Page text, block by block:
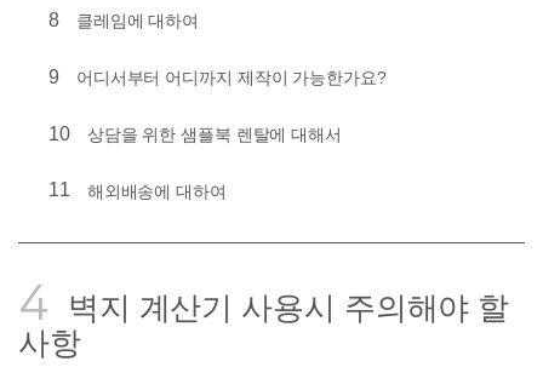
8 클레임에 대하여
9 어디서부터 어디까지 제작이 가능한가요?
10 상담을 위한 샘플북 렌탈에 대해서
11 해외배송에 대하여
4
벽지 계산기 사용시 주의해야 할
사항